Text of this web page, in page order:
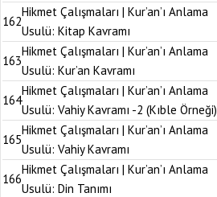
162
Hikmet Çalışmaları | Kur’an’ı Anlama
Usulü: Kitap Kavramı
163
Hikmet Çalışmaları | Kur’an’ı Anlama
Usulü: Kur’an Kavramı
164
Hikmet Çalışmaları | Kur’an’ı Anlama
Usulü: Vahiy Kavramı -2 (Kıble Örneği)
165
Hikmet Çalışmaları | Kur’an’ı Anlama
Usulü: Vahiy Kavramı
166
Hikmet Çalışmaları | Kur’an’ı Anlama
Usulü: Din Tanımı